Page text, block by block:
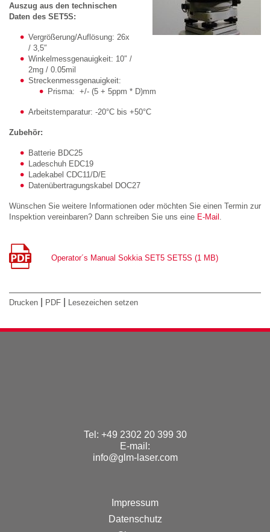
Auszug aus den technischen
Daten des SET5S:
Vergrößerung/Auflösung: 26x
/ 3,5″
Winkelmessgenauigkeit: 10″ /
2mg / 0.05mil
Streckenmessgenauigkeit:
Prisma: +/- (5 + 5ppm * D)mm
Arbeitstemparatur: -20°C bis +50°C
Zubehör:
Batterie BDC25
Ladeschuh EDC19
Ladekabel CDC11/D/E
Datenübertragungskabel DOC27
Wünschen Sie weitere Informationen oder möchten Sie einen Termin zur
Inspektion vereinbaren? Dann schreiben Sie uns eine E-Mail
Operator´s Manual Sokkia SET5 SET5S (1 MB)
Drucken PDF Lesezeichen setzen
Tel: +49 2302 20 399 30
E-mail:
info@glm-laser.com
Impressum
Datenschutz